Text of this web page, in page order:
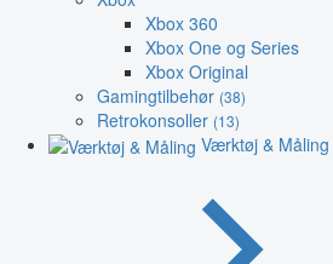
Xbox 360
Xbox One og Series
Xbox Original
Gamingtilbehør (38)
Retrokonsoller (13)
Værktøj & Måling